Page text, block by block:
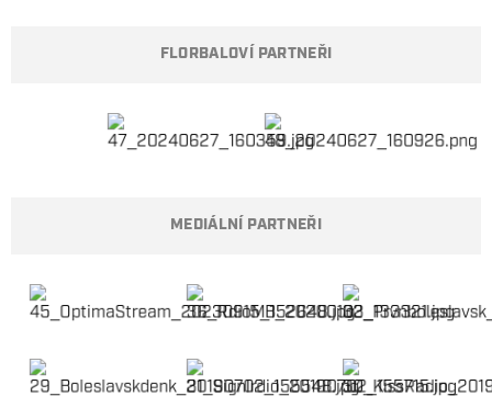
FLORBALOVÍ PARTNEŘI
MEDIÁLNÍ PARTNEŘI